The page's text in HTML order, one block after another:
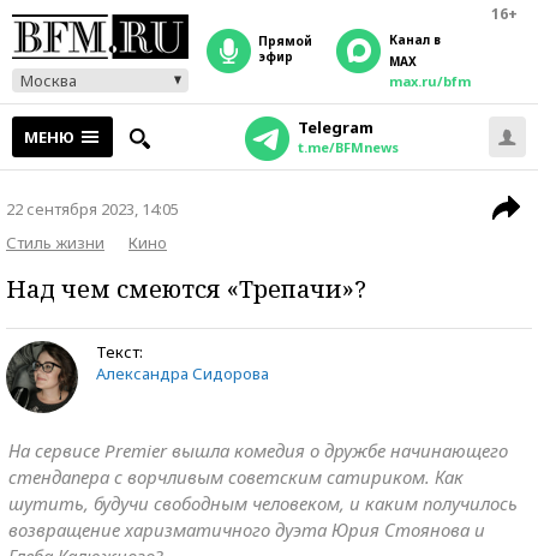
16+
Москва
прямой
эфир
Канал в
MAX
max.ru/bfm
МЕНЮ Telegram
t.me/BFMnews
22 сентября 2023, 14:05
Стиль жизни
Кино
Над чем смеются «Трепачи»?
Текст:
Александра Сидорова
На сервисе Premier вышла комедия о дружбе начинающего
стендапера с ворчливым советским сатириком. Как
шутить, будучи свободным человеком, и каким получилось
возвращение харизматичного дуэта Юрия Стоянова и